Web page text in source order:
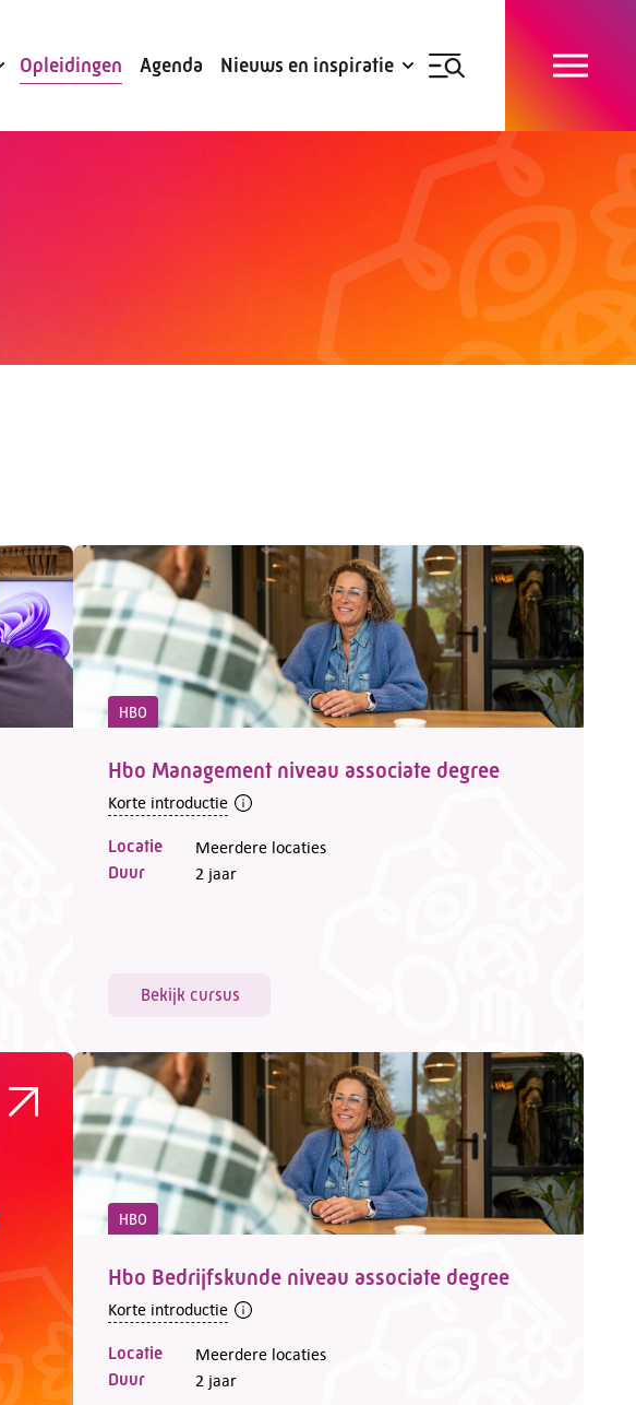
Opleidingen Agenda Nieuws en inspiratie
Nieuwsbrief
HBO
Hbo Management niveau associate degree
Korte introductie
Locatie Meerdere locaties
Duur 2 jaar
Bekijk cursus
HBO
Hbo Bedrijfskunde niveau associate degree
Korte introductie
Locatie Meerdere locaties
Duur 2 jaar